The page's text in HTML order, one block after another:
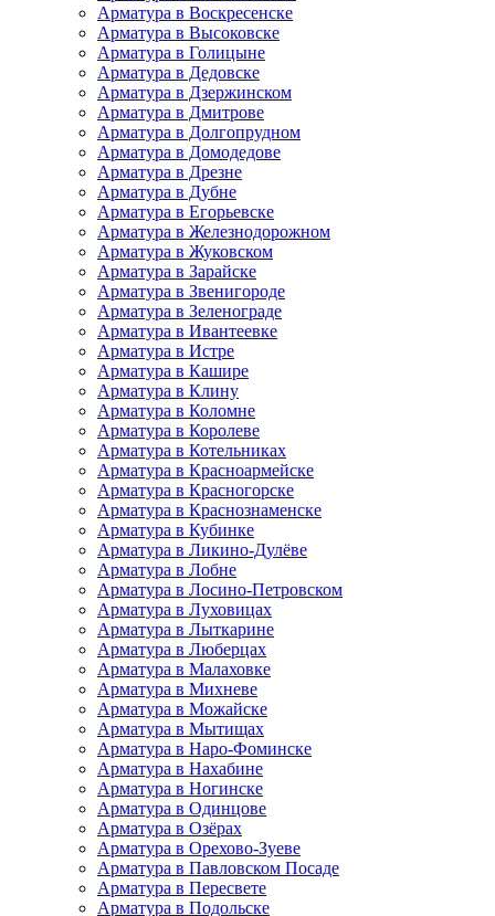
Арматура в Воскресенске
Арматура в Высоковске
Арматура в Голицыне
Арматура в Дедовске
Арматура в Дзержинском
Арматура в Дмитрове
Арматура в Долгопрудном
Арматура в Домодедове
Арматура в Дрезне
Арматура в Дубне
Арматура в Егорьевске
Арматура в Железнодорожном
Арматура в Жуковском
Арматура в Зарайске
Арматура в Звенигороде
Арматура в Зеленограде
Арматура в Ивантеевке
Арматура в Истре
Арматура в Кашире
Арматура в Клину
Арматура в Коломне
Арматура в Королеве
Арматура в Котельниках
Арматура в Красноармейске
Арматура в Красногорске
Арматура в Краснознаменске
Арматура в Кубинке
Арматура в Ликино-Дулёве
Арматура в Лобне
Арматура в Лосино-Петровском
Арматура в Луховицах
Арматура в Лыткарине
Арматура в Люберцах
Арматура в Малаховке
Арматура в Михневе
Арматура в Можайске
Арматура в Мытищах
Арматура в Наро-Фоминске
Арматура в Нахабине
Арматура в Ногинске
Арматура в Одинцове
Арматура в Озёрах
Арматура в Орехово-Зуеве
Арматура в Павловском Посаде
Арматура в Пересвете
Арматура в Подольске